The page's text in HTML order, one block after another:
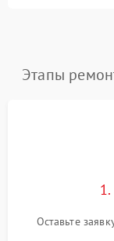
Этапы
Оставьте